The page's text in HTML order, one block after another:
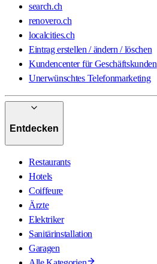
search.ch
renovero.ch
localcities.ch
Eintrag erstellen / ändern / löschen
Kundencenter für Geschäftskunden
Unerwünschtes Telefonmarketing
Entdecken
Restaurants
Hotels
Coiffeure
Ärzte
Elektriker
Sanitärinstallation
Garagen